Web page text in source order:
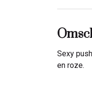
Sexy
en roze.